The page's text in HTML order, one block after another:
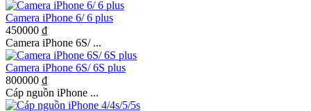
Camera iPhone 6/ 6 plus
450000 ₫
Camera iPhone 6S/ ...
Camera iPhone 6S/ 6S plus
800000 ₫
Cáp nguồn iPhone ...